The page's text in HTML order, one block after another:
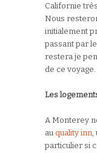
Californie
Nous
initialement
passant par
restera je
de ce voyage.
Les
A Monterey
au quality inn
particulier si